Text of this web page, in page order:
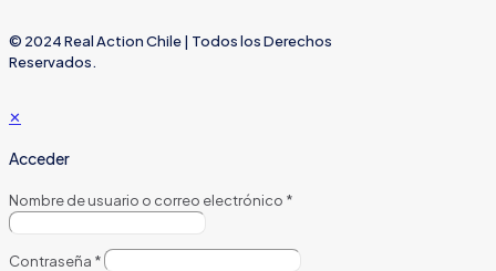
© 2024 Real Action Chile | Todos los Derechos
Reservados.
✕
Acceder
Nombre de usuario o correo electrónico *
Contraseña *